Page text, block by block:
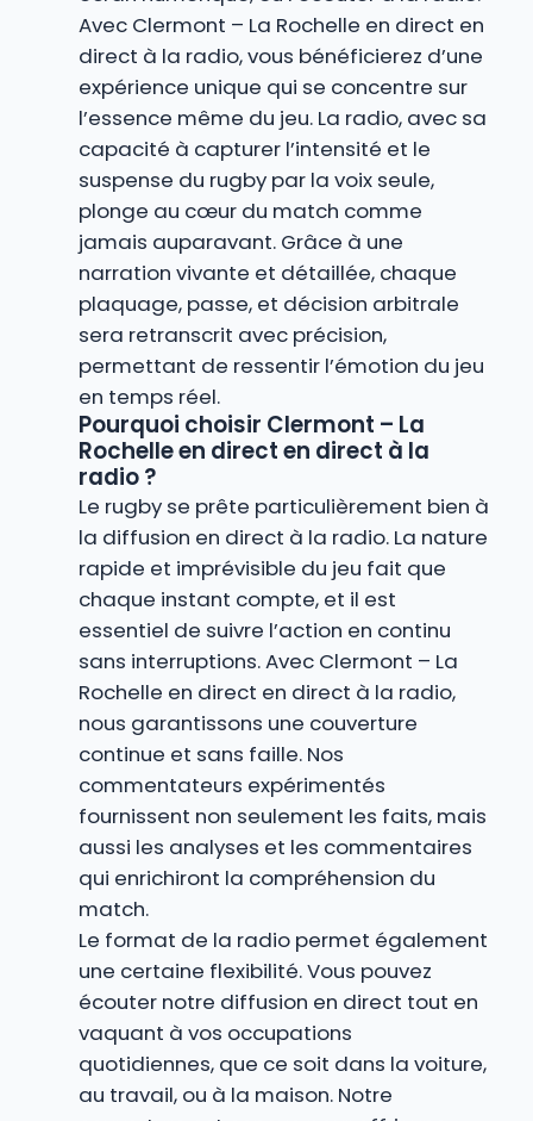
Avec Clermont – La Rochelle en direct en
direct à la radio, vous bénéficierez d’une
expérience unique qui se concentre sur
l’essence même du jeu. La radio, avec sa
capacité à capturer l’intensité et le
suspense du rugby par la voix seule,
plonge au cœur du match comme
jamais auparavant. Grâce à une
narration vivante et détaillée, chaque
plaquage, passe, et décision arbitrale
sera retranscrit avec précision,
permettant de ressentir l’émotion du jeu
en temps réel.
Pourquoi choisir Clermont – La
Rochelle en direct en direct à la
radio ?
Le rugby se prête particulièrement bien à
la diffusion en direct à la radio. La nature
rapide et imprévisible du jeu fait que
chaque instant compte, et il est
essentiel de suivre l’action en continu
sans interruptions. Avec Clermont – La
Rochelle en direct en direct à la radio,
nous garantissons une couverture
continue et sans faille. Nos
commentateurs expérimentés
fournissent non seulement les faits, mais
aussi les analyses et les commentaires
qui enrichiront la compréhension du
match.
Le format de la radio permet également
une certaine flexibilité. Vous pouvez
écouter notre diffusion en direct tout en
vaquant à vos occupations
quotidiennes, que ce soit dans la voiture,
au travail, ou à la maison. Notre